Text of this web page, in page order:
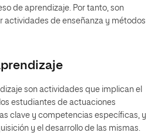
de aprendizaje. Por tanto, son
actividades de enseñanza y métodos
son actividades que implican el
estudiantes de actuaciones
clave y competencias específicas, y
y el desarrollo de las mismas.